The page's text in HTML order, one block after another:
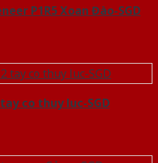
P1R5 Xoan Đào-SGD
co thuy luc-SGD